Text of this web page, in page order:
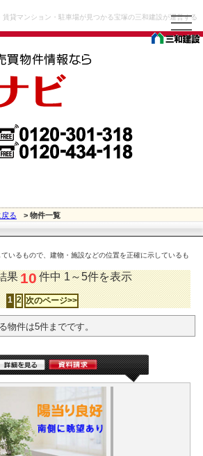
貸マンション・駐車場が見つかる宝塚の三和建設が運営する
る > 物件一覧
いるもので、建物・施設などの位置を正確に示しているも
果 10 件中 1～5件を表示
1 2 次のページ>>
物件は5件までです。